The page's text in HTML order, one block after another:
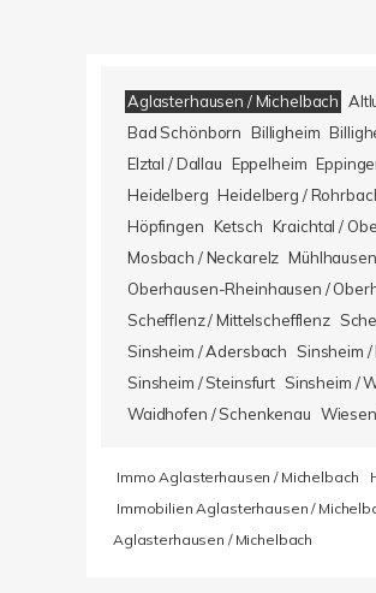
Aglasterhausen / Michelbach
Bad Schönborn Billigheim
Elztal / Dallau Eppelheim
Heidelberg Heidelberg /
Höpfingen Ketsch Kraichtal /
Mosbach / Neckarelz Mühlhausen
Oberhausen-Rheinhausen /
Schefflenz / Mittelschefflenz
Sinsheim / Adersbach
Sinsheim
Sinsheim / Steinsfurt Sinsheim /
Waidhofen / Schenkenau
Immo Aglasterhausen / Michelbach
Immobilien Aglasterhausen /
Aglasterhausen / Michelbach